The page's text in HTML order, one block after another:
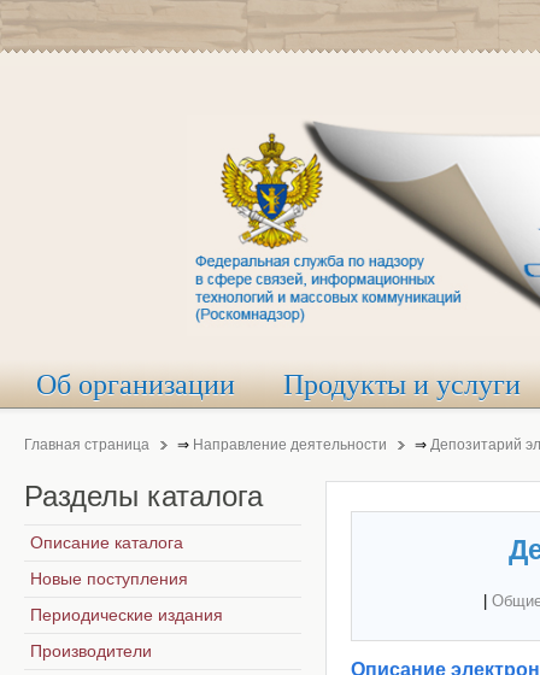
Об организации Продукты и услуги
Главная страница ⇒ Направление деятельности ⇒ Депозитарий
Описание
Разделы каталога
Описание каталога
Новые поступления
Периодические издания
Производители